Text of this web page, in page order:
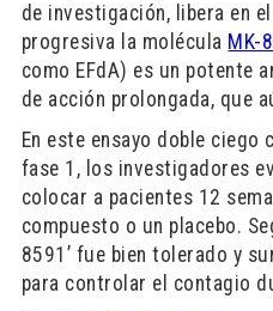
de investigación, libera en
progresiva la molécula MK-
como EFdA) es un potente
de acción prolongada, que
En este ensayo doble
fase 1, los investigadores
colocar a pacientes 12
compuesto o un placebo.
8591’ fue bien tolerado y
para controlar el contagio